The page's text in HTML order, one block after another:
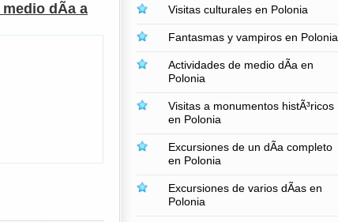
dÃ­a a
Visitas culturales en Polonia
Fantasmas y vampiros en Polonia
Actividades de medio dÃ­a en
Polonia
Visitas a monumentos histÃ³ricos
en Polonia
Excursiones de un dÃ­a completo
en Polonia
Excursiones de varios dÃ­as en
Polonia